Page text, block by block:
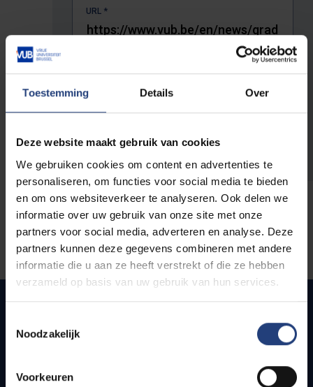
Toestemming Details Over
Deze website maakt gebruik van cookies
We gebruiken cookies om content en advertenties te
personaliseren, om functies voor social media te bieden
en om ons websiteverkeer te analyseren. Ook delen we
informatie over uw gebruik van onze site met onze
partners voor social media, adverteren en analyse. Deze
partners kunnen deze gegevens combineren met andere
informatie die u aan ze heeft verstrekt of die ze hebben
verzameld op basis van uw gebruik van hun services.
Noodzakelijk
Voorkeuren
URL *
The full URL of the page where you encountered the error.
Quick links